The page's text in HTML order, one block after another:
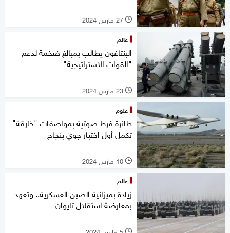
l 27 مارس 2024
عالم
البنتاغون يطالب بمبالغ ضخمة لدعم
"القوات الاستراتيجية"
l 23 مارس 2024
علوم
طائرة فرط صوتية بمواصفات "خارقة"
تكمل أول اختبار جوي بنجاح
l 10 مارس 2024
عالم
زيادة بميزانية الصين العسكرية.. وتعهد
بمعارضة استقلال تايوان
l